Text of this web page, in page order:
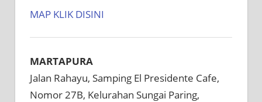
MAP KLIK DISINI
MARTAPURA
Jalan Rahayu, Samping El Presidente Cafe,
Nomor 27B, Kelurahan Sungai Paring,